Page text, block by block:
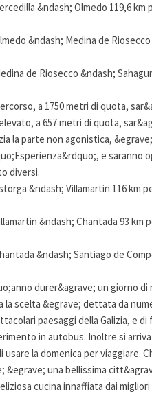
&ndash; Olmedo 119,6 km
&ndash; Medina de
de Riosecco &ndash;
a 1750 metri di quota,
a 657 metri di quota,
la parte non agonistica,
e saranno
diversi.
&ndash; Villamartin 116 km
&ndash; Chantada 93 km
&ndash; Santiago de
durer&agrave; un giorno
la scelta &egrave; dettata da
paesaggi della Galizia, e
in autobus. Inoltre si
la domenica per viaggiare.
una bellissima
cucina innaffiata dai